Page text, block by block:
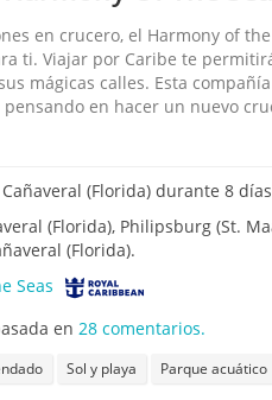
en crucero, el Harmony of
ti. Viajar por Caribe te
mágicas calles. Esta
en hacer un nuevo
(Florida) durante 8
(Florida), Philipsburg (St.
(Florida).
Seas
en 28 comentarios.
Sol y playa Parque acuático